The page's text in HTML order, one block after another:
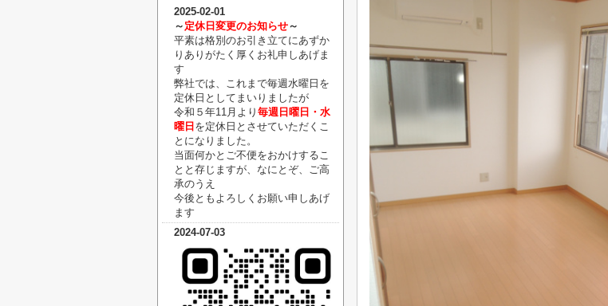
2025-02-01
～ 定休日変更のお知らせ～
平素は格別のお引き立てにあずか
りありがたく厚くお礼申しあげま
す
弊社では、これまで毎週水曜日を
定休日としてまいりましたが
令和５年11月より 毎週日曜日・水
曜日 を定休日とさせていただくこ
とになりました。
当面何かとご不便をおかけするこ
とと存じますが、なにとぞ、ご高
承のうえ
今後ともよろしくお願い申しあげ
ます
2024-07-03